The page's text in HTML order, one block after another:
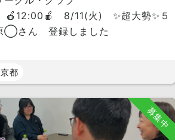
🍎12:00🍎 8/11(火) ✨超大勢✨５
◯さん 登録しました
都
募集中